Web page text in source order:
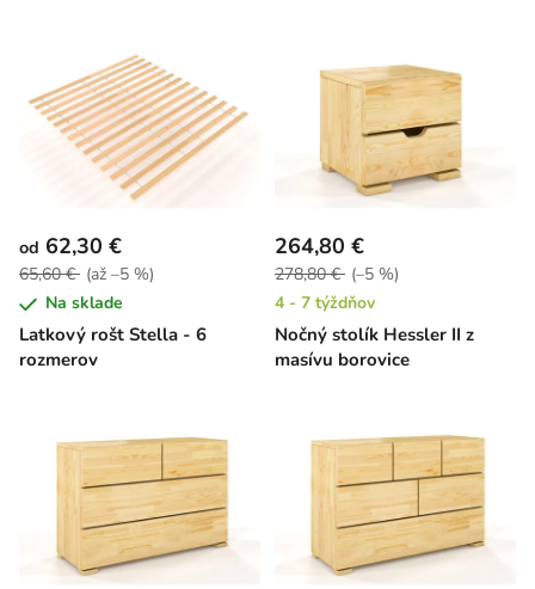
Latkový rošt Stella - 6
rozmerov
od 62,30 €
65,60 € (až –5 %)
Na sklade
Nočný stolík Hessler II z
masívu borovice
264,80 €
278,80 € (–5 %)
4 - 7 týždňov